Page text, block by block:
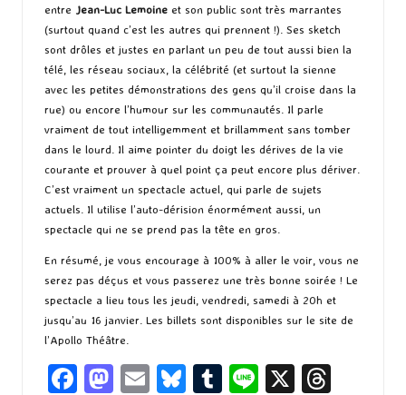
entre Jean-Luc Lemoine et son public sont très marrantes
(surtout quand c’est les autres qui prennent !). Ses sketch
sont drôles et justes en parlant un peu de tout aussi bien la
télé, les réseau sociaux, la célébrité (et surtout la sienne
avec les petites démonstrations des gens qu’il croise dans la
rue) ou encore l’humour sur les communautés. Il parle
vraiment de tout intelligemment et brillamment sans tomber
dans le lourd. Il aime pointer du doigt les dérives de la vie
courante et prouver à quel point ça peut encore plus dériver.
C’est vraiment un spectacle actuel, qui parle de sujets
actuels. Il utilise l’auto-dérision énormément aussi, un
spectacle qui ne se prend pas la tête en gros.
En résumé, je vous encourage à 100% à aller le voir, vous ne
serez pas déçus et vous passerez une très bonne soirée ! Le
spectacle a lieu tous les jeudi, vendredi, samedi à 20h et
jusqu’au 16 janvier. Les billets sont disponibles sur le site de
l’Apollo Théâtre.
Fa M E
Bl T
Li X